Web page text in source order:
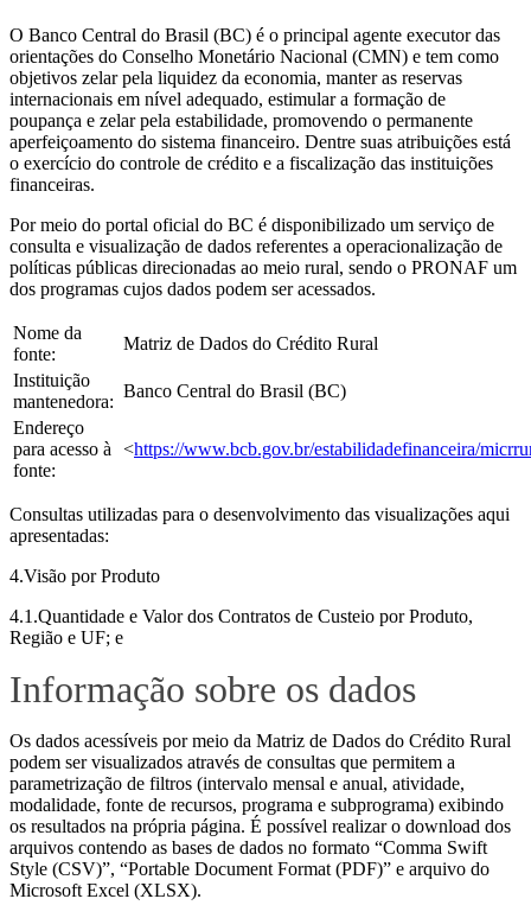
O Banco Central do Brasil (BC) é o principal agente executor das
orientações do Conselho Monetário Nacional (CMN) e tem como
objetivos zelar pela liquidez da economia, manter as reservas
internacionais em nível adequado, estimular a formação de
poupança e zelar pela estabilidade, promovendo o permanente
aperfeiçoamento do sistema financeiro. Dentre suas atribuições está
o exercício do controle de crédito e a fiscalização das instituições
financeiras.
Por meio do portal oficial do BC é disponibilizado um serviço de
consulta e visualização de dados referentes a operacionalização de
políticas públicas direcionadas ao meio rural, sendo o PRONAF um
dos programas cujos dados podem ser acessados.
Nome da
fonte:
Matriz de Dados do Crédito Rural
Instituição
mantenedora:
Banco Central do Brasil (BC)
Endereço
para acesso à
fonte:
<https://www.bcb.gov.br/estabilidadefinanceira/
Consultas utilizadas para o desenvolvimento das visualizações aqui
apresentadas:
4.Visão por Produto
4.1.Quantidade e Valor dos Contratos de Custeio por Produto,
Região e UF; e
Informação sobre os dados
Os dados acessíveis por meio da Matriz de Dados do Crédito Rural
podem ser visualizados através de consultas que permitem a
parametrização de filtros (intervalo mensal e anual, atividade,
modalidade, fonte de recursos, programa e subprograma) exibindo
os resultados na própria página. É possível realizar o download dos
arquivos contendo as bases de dados no formato “Comma Swift
Style (CSV)”, “Portable Document Format (PDF)” e arquivo do
Microsoft Excel (XLSX).